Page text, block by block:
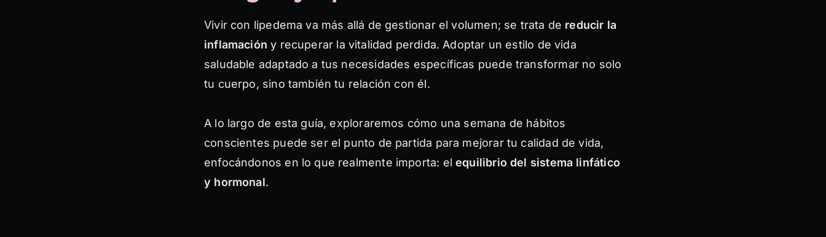
Vivir con lipedema va más allá de gestionar el volumen; se trata de reducir la
inflamación y recuperar la vitalidad perdida. Adoptar un estilo de vida
saludable adaptado a tus necesidades específicas puede transformar no solo
tu cuerpo, sino también tu relación con él.
A lo largo de esta guía, exploraremos cómo una semana de hábitos
conscientes puede ser el punto de partida para mejorar tu calidad de vida,
enfocándonos en lo que realmente importa: elequilibrio del sistema linfático
y hormonal.